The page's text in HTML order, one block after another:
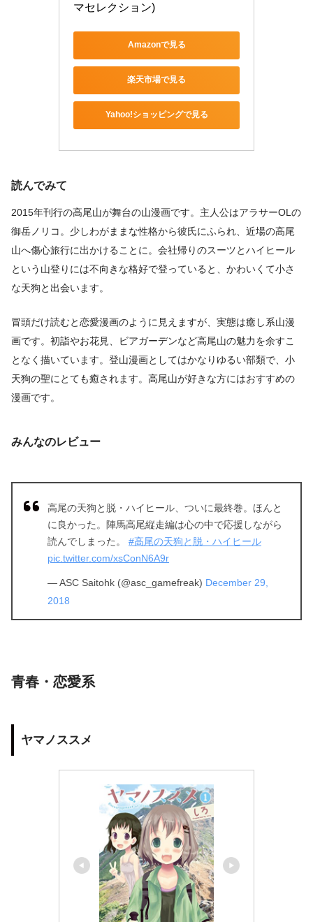
マセレクション)
Amazonで見る
楽天市場で見る
Yahoo!ショッピングで見る
読んでみて
2015年刊行の高尾山が舞台の山漫画です。主人公はアラサーOLの
御岳ノリコ。少しわがままな性格から彼氏にふられ、近場の高尾
山へ傷心旅行に出かけることに。会社帰りのスーツとハイヒール
という山登りには不向きな格好で登っていると、かわいくて小さ
な天狗と出会います。
冒頭だけ読むと恋愛漫画のように見えますが、実態は癒し系山漫
画です。初詣やお花見、ビアガーデンなど高尾山の魅力を余すこ
となく描いています。登山漫画としてはかなりゆるい部類で、小
天狗の聖にとても癒されます。高尾山が好きな方にはおすすめの
漫画です。
みんなのレビュー
高尾の天狗と脱・ハイヒール、ついに最終巻。ほんと
に良かった。陣馬高尾縦走編は心の中で応援しながら
読んでしまった。 #高尾の天狗と脱・ハイヒール
pic.twitter.com/xsConN6A9r
— ASC Saitohk (@asc_gamefreak) December 29,
2018
青春・恋愛系
ヤマノススメ